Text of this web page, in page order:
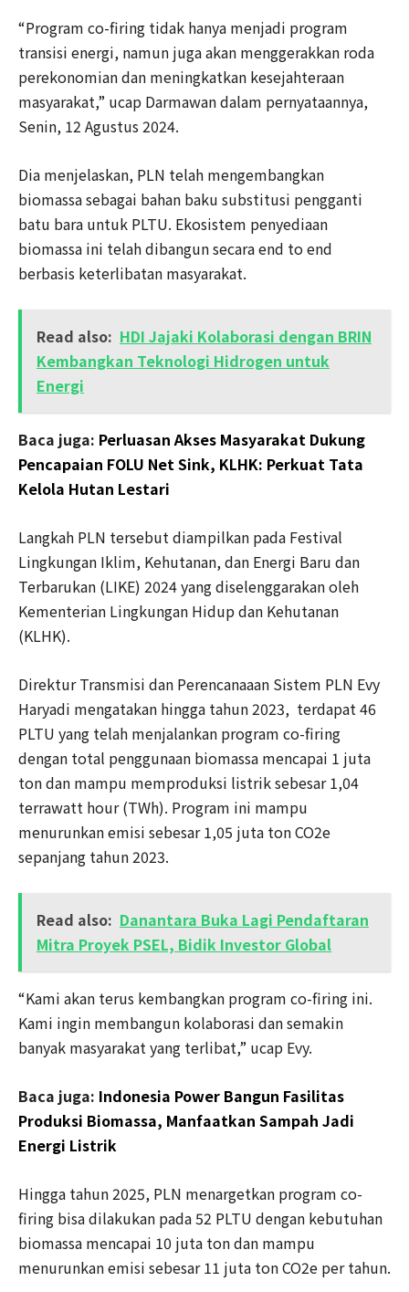
“Program co-firing tidak hanya menjadi program
transisi energi, namun juga akan menggerakkan roda
perekonomian dan meningkatkan kesejahteraan
masyarakat,” ucap Darmawan dalam pernyataannya,
Senin, 12 Agustus 2024.
Dia menjelaskan, PLN telah mengembangkan
biomassa sebagai bahan baku substitusi pengganti
batu bara untuk PLTU. Ekosistem penyediaan
biomassa ini telah dibangun secara end to end
berbasis keterlibatan masyarakat.
Read also: HDI Jajaki Kolaborasi dengan BRIN
Kembangkan Teknologi Hidrogen untuk
Energi
Baca juga: Perluasan Akses Masyarakat Dukung
Pencapaian FOLU Net Sink, KLHK: Perkuat Tata
Kelola Hutan Lestari
Langkah PLN tersebut diampilkan pada Festival
Lingkungan Iklim, Kehutanan, dan Energi Baru dan
Terbarukan (LIKE) 2024 yang diselenggarakan oleh
Kementerian Lingkungan Hidup dan Kehutanan
(KLHK).
Direktur Transmisi dan Perencanaaan Sistem PLN Evy
Haryadi mengatakan hingga tahun 2023, terdapat 46
PLTU yang telah menjalankan program co-firing
dengan total penggunaan biomassa mencapai 1 juta
ton dan mampu memproduksi listrik sebesar 1,04
terrawatt hour (TWh). Program ini mampu
menurunkan emisi sebesar 1,05 juta ton CO2e
sepanjang tahun 2023.
Read also: Danantara Buka Lagi Pendaftaran
Mitra Proyek PSEL, Bidik Investor Global
“Kami akan terus kembangkan program co-firing ini.
Kami ingin membangun kolaborasi dan semakin
banyak masyarakat yang terlibat,” ucap Evy.
Baca juga: Indonesia Power Bangun Fasilitas
Produksi Biomassa, Manfaatkan Sampah Jadi
Energi Listrik
Hingga tahun 2025, PLN menargetkan program co-
firing bisa dilakukan pada 52 PLTU dengan kebutuhan
biomassa mencapai 10 juta ton dan mampu
menurunkan emisi sebesar 11 juta ton CO2e per tahun.